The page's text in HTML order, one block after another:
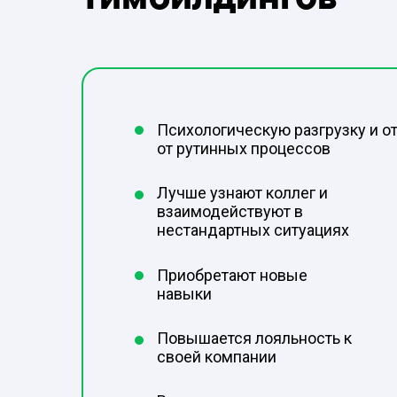
Повышается лояльность к
своей компании
Психологическую разгрузку и
от рутинных процессов
Приобретают новые
навыки
Лучше узнают коллег и
взаимодействуют в
нестандартных ситуациях